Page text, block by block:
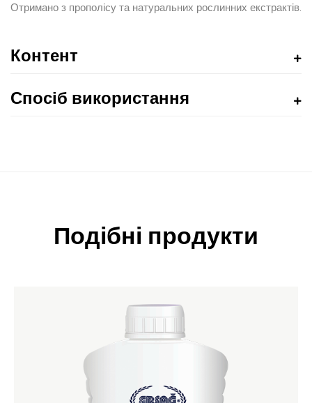
Отримано з прополісу та натуральних рослинних екстрактів.
Контент
Спосіб використання
Подібні продукти